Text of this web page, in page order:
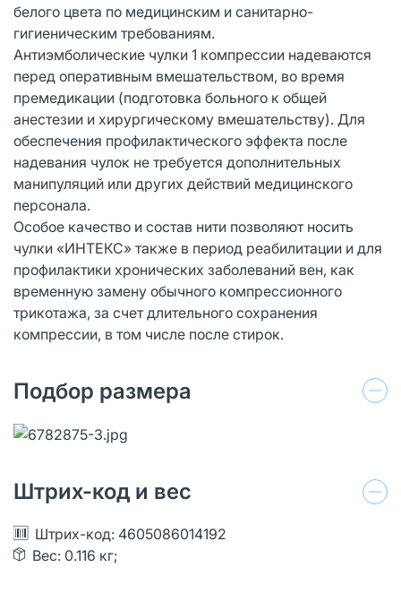
белого цвета по медицинским и санитарно-
гигиеническим требованиям.
Антиэмболические чулки 1 компрессии надеваются
перед оперативным вмешательством, во время
премедикации (подготовка больного к общей
анестезии и хирургическому вмешательству). Для
обеспечения профилактического эффекта после
надевания чулок не требуется дополнительных
манипуляций или других действий медицинского
персонала.
Особое качество и состав нити позволяют носить
чулки «ИНТЕКС» также в период реабилитации и для
профилактики хронических заболеваний вен, как
временную замену обычного компрессионного
трикотажа, за счет длительного сохранения
компрессии, в том числе после стирок.
Подбор размера
Штрих-код и вес
Штрих-код: 4605086014192
Вес: 0.116 кг;